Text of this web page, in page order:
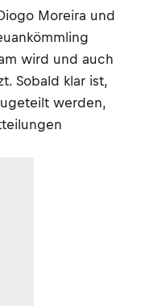
Moreira und
wird und auch
Sobald klar ist,
werden,